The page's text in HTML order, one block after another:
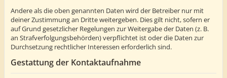
Andere als die oben genannten Daten wird der Betreiber nur mit
deiner Zustimmung an Dritte weitergeben. Dies gilt nicht, sofern er
auf Grund gesetzlicher Regelungen zur Weitergabe der Daten (z. B.
an Strafverfolgungsbehörden) verpflichtet ist oder die Daten zur
Durchsetzung rechtlicher Interessen erforderlich sind.
Gestattung der Kontaktaufnahme